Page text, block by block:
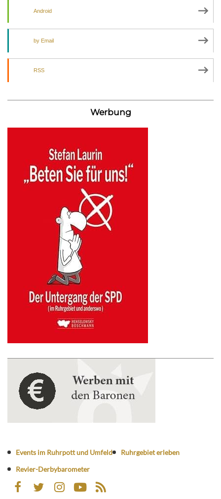
Android
by Email
RSS
Werbung
Events im Ruhrpott und Umfeld
Ruhrgebiet erleben
Revier-Derbybarometer